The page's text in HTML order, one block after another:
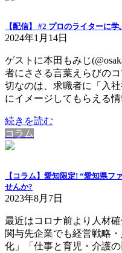
【配信】 #2 プロのライターに
2024年1月14日
ゲストに本田もみじ
者にささる言葉えらびの
切なのは、求職者に「入
にイメージしてもらえる
続きを読む
コラム
【コラム】愛知限定! “愛知県フ
せんか?
2023年8月7日
最近はコロナ前より人材
関与先企業でも経営戦略
化」「仕事と育児・介護